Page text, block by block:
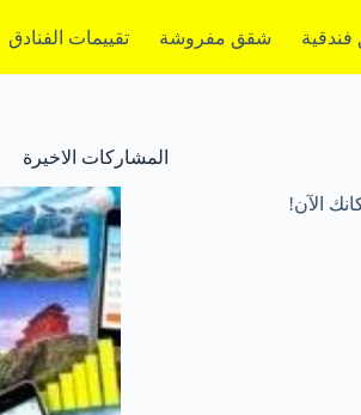
شقق مفروشة تقييمات الفنادق
الآن!
المشاركات الاخيرة